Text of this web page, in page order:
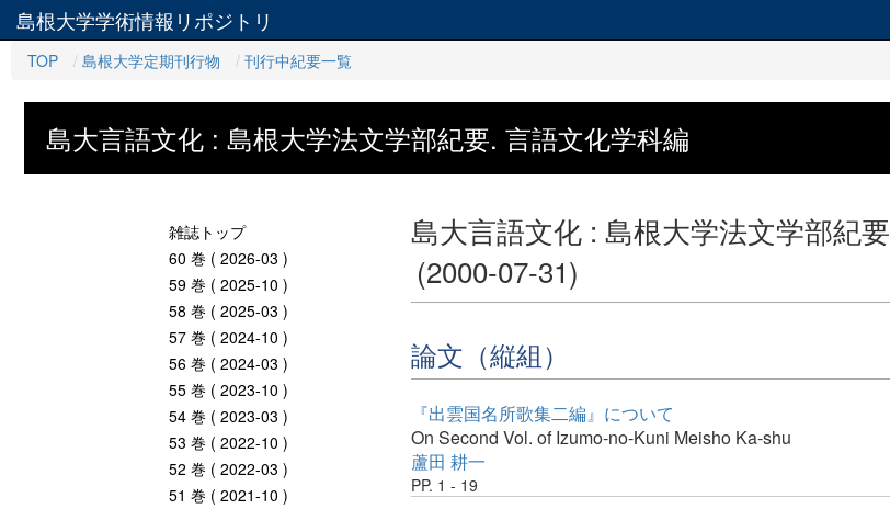
島根大学学術情報リポジトリ
TOP
島根大学定期刊行物 刊行中紀要一覧
島大言語文化 : 島根大学法文学部紀要. 言語文化学科編
雑誌トップ
60 巻 ( 2026-03 )
59 巻 ( 2025-10 )
58 巻 ( 2025-03 )
57 巻 ( 2024-10 )
56 巻 ( 2024-03 )
55 巻 ( 2023-10 )
54 巻 ( 2023-03 )
53 巻 ( 2022-10 )
52 巻 ( 2022-03 )
51 巻 ( 2021-10 )
島大言語文化 : 島根大学法文学部紀
(2000-07-31)
論文（縦組）
『出雲国名所歌集二編』について
On Second Vol. of Izumo-no-Kuni Meisho Ka-shu
蘆田 耕一
PP. 1 - 19